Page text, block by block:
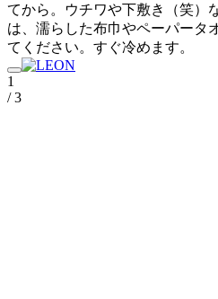
てから。ウチワや下敷き（笑）
は、濡らした布巾やペーパータ
てください。すぐ冷めます。
1
/ 3